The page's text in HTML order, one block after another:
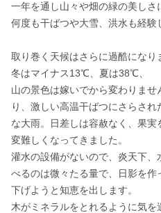
一年を通し山々や畑の緑の美しさ
何度も干ばつや大雪、洪水も経験
取り巻く天候はさらに過酷になり
冬はマイナス13℃、夏は38℃、
山の景色は嫁いでから変わりま
り、激しい高温干ばつにさらさ
な大雨。日差しは容赦なく、果
変難しくなってきました。
灌水の設備がないので、炎天下
べるのは微々たる量で、日影を
下げようと知恵を出します。
木がミネラルをとれるように気を